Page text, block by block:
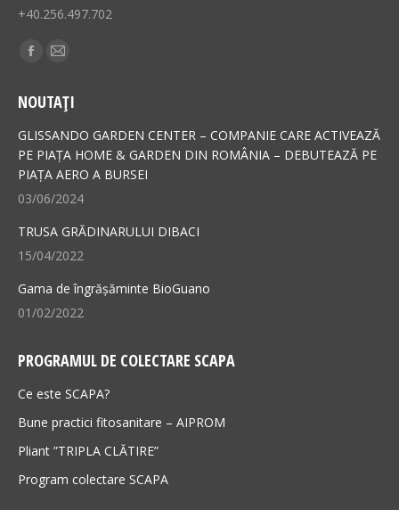
+40.256.497.702
Find us on:
Facebook
opens
in
new
window
Mail
opens
in
new
window
NOUTAȚI
GLISSANDO GARDEN CENTER – COMPANIE CARE ACTIVEAZĂ
PE PIAȚA HOME & GARDEN DIN ROMÂNIA – DEBUTEAZĂ PE
PIAȚA AERO A BURSEI
03/06/2024
TRUSA GRĂDINARULUI DIBACI
15/04/2022
Gama de îngrășăminte BioGuano
01/02/2022
PROGRAMUL DE COLECTARE SCAPA
Ce este SCAPA?
Bune practici fitosanitare – AIPROM
Pliant ”TRIPLA CLĂTIRE”
Program colectare SCAPA